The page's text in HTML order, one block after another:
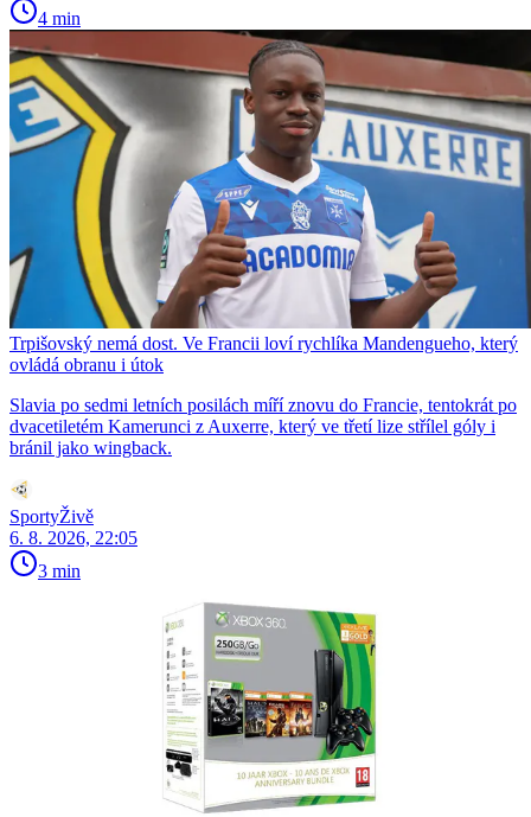
4 min
Trpišovský nemá dost. Ve Francii loví rychlíka Mandengueho, který
ovládá obranu i útok
Slavia po sedmi letních posilách míří znovu do Francie, tentokrát po
dvacetiletém Kamerunci z Auxerre, který ve třetí lize střílel góly i
bránil jako wingback.
SportyŽivě
6. 8. 2026, 22:05
3 min